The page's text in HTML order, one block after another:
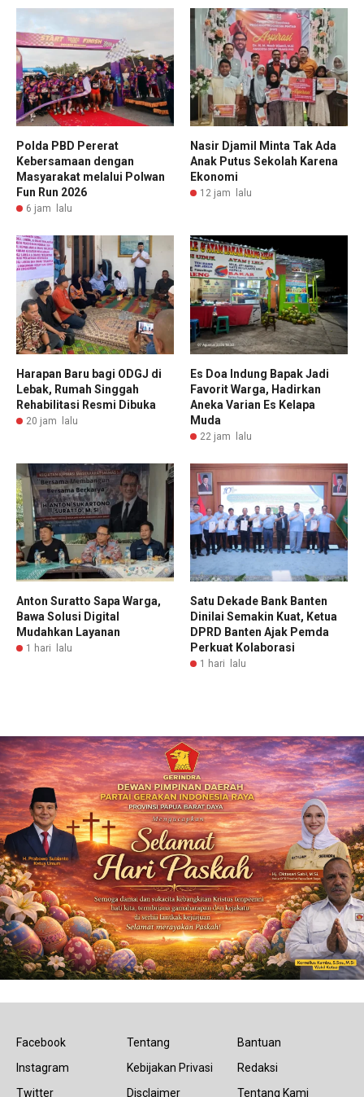
Polda PBD Pererat
Kebersamaan dengan
Masyarakat melalui Polwan
Fun Run 2026
6 jam lalu
Nasir Djamil Minta Tak Ada
Anak Putus Sekolah Karena
Ekonomi
12 jam lalu
Harapan Baru bagi ODGJ di
Lebak, Rumah Singgah
Rehabilitasi Resmi Dibuka
20 jam lalu
Es Doa Indung Bapak Jadi
Favorit Warga, Hadirkan
Aneka Varian Es Kelapa
Muda
22 jam lalu
Anton Suratto Sapa Warga,
Bawa Solusi Digital
Mudahkan Layanan
1 hari lalu
Satu Dekade Bank Banten
Dinilai Semakin Kuat, Ketua
DPRD Banten Ajak Pemda
Perkuat Kolaborasi
1 hari lalu
Facebook
Instagram
Twitter
Tentang
Kebijakan Privasi
Disclaimer
Bantuan
Redaksi
Tentang Kami